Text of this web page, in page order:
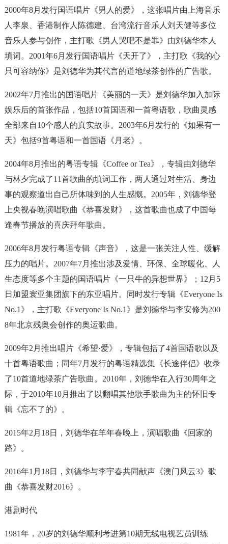
2000年8月发行国语唱片《男人的爱》，这张唱片由上海音乐
人李泉、香港制作人陈德建、台湾流行音乐人刘天健等多位
音乐人参与创作，主打歌《男人哭吧不是罪》由刘德华本人
填词。2001年6月发行国语唱片《天开了》，主打歌《我的心
只可容纳你》是刘德华为其代言的道地绿茶创作的广告歌。
2002年7月推出的国语唱片《美丽的一天》是刘德华加入加际
娱乐后的首张作品，包括10首国语和一首粤语歌，歌曲灵感
全部来自10个感人的真实故事。2003年6月发行的《如果有一
天》包括9首粤语和一首国语《月老》。
2004年8月推出的粤语专辑《Coffee or Tea》，专辑由刘德华
与林夕完成了11首歌曲的填词工作，两人通过对生活、身边
事的观察道出自己所体味到的人生感慨。2005年，刘德华登
上央视春晚演唱歌曲《恭喜发财》，这首歌曲也成了中国每
逢春节播放的喜庆拜年歌曲。
2006年8月发行粤语专辑《声音》，这是一张关注人性、缓解
压力的唱片。2007年7月推出涉及爱情、环保、全球暖化、人
生态度等多个主题的国语唱片《一只牛的异想世界》；12月5
日加盟寰亚集团旗下的东亚唱片。同时发行专辑《Everyone Is
No.1》，主打歌《Everyone Is No.1》是刘德华与李安修为200
8年北京残奥会创作的奥运歌曲。
2009年2月推出唱片《希望·爱》，专辑包括了4首国语歌以及
十首粤语歌曲；同年7月发行的粤语精选集《长途伴侣》收录
了10首道地绿茶广告歌曲。2010年，刘德华在入行30周年之
际，于2010年10月推出了以翻唱其他歌手歌曲为主的怀旧专
辑《忘不了的》。
2015年2月18日，刘德华在羊年春晚上，演唱歌曲《回家的
路》。
2016年1月18日，刘德华与李宇春共同献声《澳门风云3》歌
曲《恭喜发财2016》。
港剧时代
1981年，20岁的刘德华顺利考进第10期无线电视艺员训练